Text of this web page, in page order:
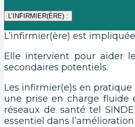
L’INFIRMIER(ÈRE) :
L’infirmier(ère) est
Elle intervient pour aider
secondaires potentiels.
Les infirmier(e)s en
une prise en charge fluide
réseaux de santé tel
essentiel dans